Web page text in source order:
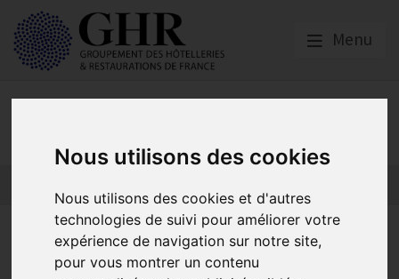
Nous utilisons des cookies
Nous utilisons des cookies et d'autres
technologies de suivi pour améliorer votre
expérience de navigation sur notre site,
pour vous montrer un contenu
Menu
MULTIRISQUE
PROFESSIONNELLE Optimisez